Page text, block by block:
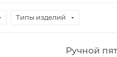
Типы изделий
Ручной